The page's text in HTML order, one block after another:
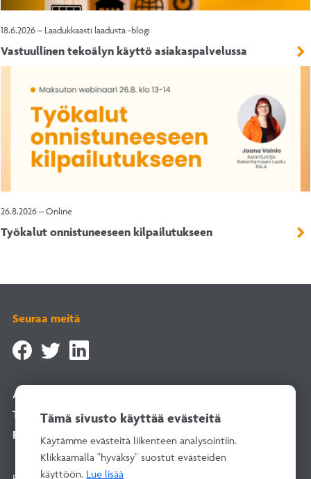
18.6.2026 – Laadukkaasti laadusta -blogi
Vastuullinen tekoälyn käyttö asiakaspalvelussa
26.8.2026 – Online
Työkalut onnistuneeseen kilpailutukseen
Seuraa meitä
Asiointipalvelu
Tilaa uutiskirje
Rekisteriselosteet
Tämä sivusto käyttää evästeitä
Käytämme evästeitä liikenteen analysointiin.
Klikkaamalla "hyväksy" suostut evästeiden
käyttöön. Lue lisää